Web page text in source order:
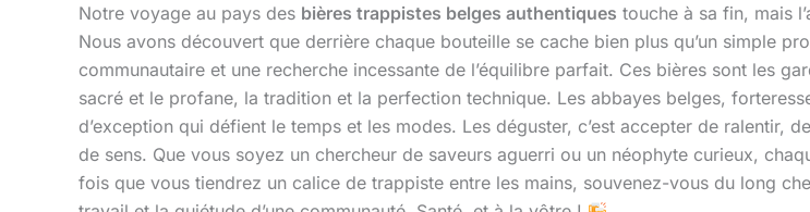
Notre voyage au pays des bières trappistes belges authentiques touche à sa fin, mais
Nous avons découvert que derrière chaque bouteille se cache bien plus qu’un simple
communautaire et une recherche incessante de l’équilibre parfait. Ces bières sont les
sacré et le profane, la tradition et la perfection technique. Les abbayes belges,
d’exception qui défient le temps et les modes. Les déguster, c’est accepter de ralentir,
de sens. Que vous soyez un chercheur de saveurs aguerri ou un néophyte curieux,
fois que vous tiendrez un calice de trappiste entre les mains, souvenez-vous du long